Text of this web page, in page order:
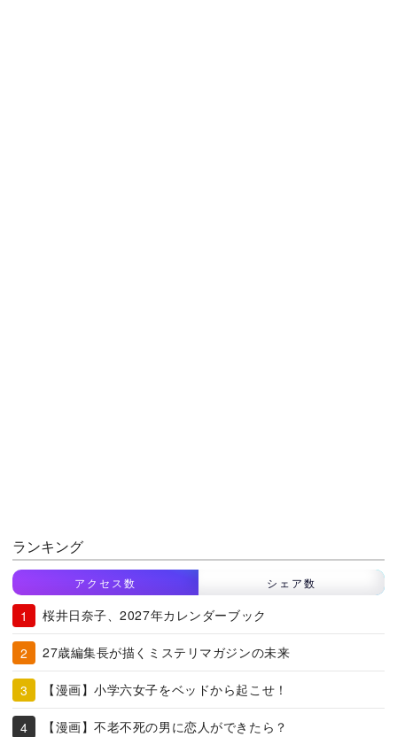
ランキング
アクセス数 シェア数
桜井日奈子、2027年カレンダーブック
27歳編集長が描くミステリマガジンの未来
【漫画】小学六女子をベッドから起こせ！
【漫画】不老不死の男に恋人ができたら？